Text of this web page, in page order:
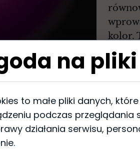
kolor.
życie,
na
to małe pliki danych,
podczas przeglądania
działania serwisu,